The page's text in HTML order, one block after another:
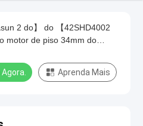
2 do】 do 【42SHD4002
motor de piso 34mm do
Aprenda Mais